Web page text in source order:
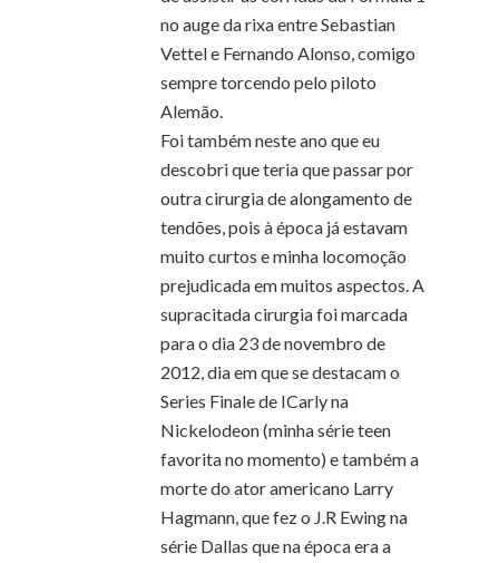
no auge da rixa entre Sebastian
Vettel e Fernando Alonso, comigo
sempre torcendo pelo piloto
Alemão.
Foi também neste ano que eu
descobri que teria que passar por
outra cirurgia de alongamento de
tendões, pois à época já estavam
muito curtos e minha locomoção
prejudicada em muitos aspectos. A
supracitada cirurgia foi marcada
para o dia 23 de novembro de
2012, dia em que se destacam o
Series Finale de ICarly na
Nickelodeon (minha série teen
favorita no momento) e também a
morte do ator americano Larry
Hagmann, que fez o J.R Ewing na
série Dallas que na época era a